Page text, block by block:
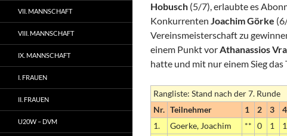
Hobusch (5/7), erlaubte es
Konkurrenten Joachim Görke
Vereinsmeisterschaft zu
einem Punkt vorAthanassios
hatte und mit nur einem Sieg
Rangliste: Stand nach der 7. Runde
Nr. Teilnehmer 1 2 3 4
1.
Goerke, Joachim ** 0 1 1
VII. MANNSCHAFT
VIII. MANNSCHAFT
IX. MANNSCHAFT
I. FRAUEN
II. FRAUEN
U20W – DVM